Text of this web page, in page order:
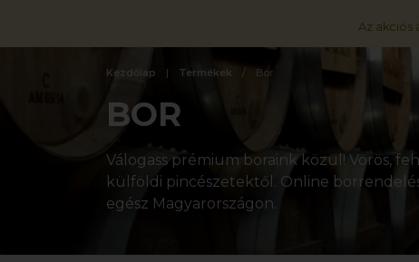
Az akciós
Kezdőlap Termékek Bor
BOR
Válogass prémium boraink közül! Vörös,
külföldi pincészetektől. Online
egész Magyarországon.